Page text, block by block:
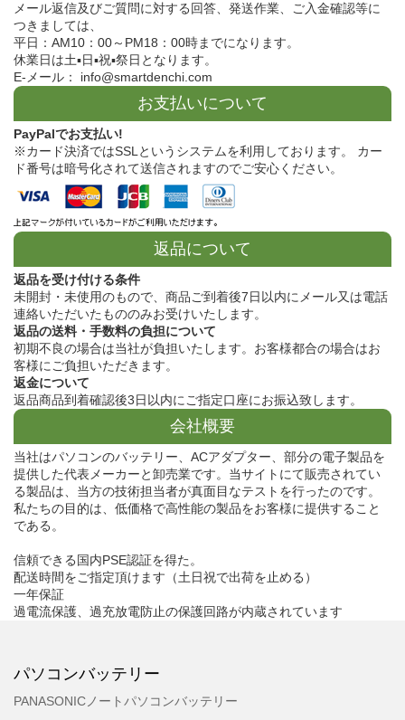
メール返信及びご質問に対する回答、発送作業、ご入金確認等に
つきましては、
平日：AM10：00～PM18：00時までになります。
休業日は土▪日▪祝▪祭日となります。
E-メール： info@smartdenchi.com
お支払いについて
PayPalでお支払い!
※カード決済ではSSLというシステムを利用しております。 カー
ド番号は暗号化されて送信されますのでご安心ください。
返品について
返品を受け付ける条件
未開封・未使用のもので、商品ご到着後7日以内にメール又は電話
連絡いただいたもののみお受けいたします。
返品の送料・手数料の負担について
初期不良の場合は当社が負担いたします。お客様都合の場合はお
客様にご負担いただきます。
返金について
返品商品到着確認後3日以内にご指定口座にお振込致します。
会社概要
当社はパソコンのバッテリー、ACアダプター、部分の電子製品を
提供した代表メーカーと卸売業です。当サイトにて販売されてい
る製品は、当方の技術担当者が真面目なテストを行ったのです。
私たちの目的は、低価格で高性能の製品をお客様に提供すること
である。
信頼できる国内PSE認証を得た。
配送時間をご指定頂けます（土日祝で出荷を止める）
一年保証
過電流保護、過充放電防止の保護回路が内蔵されています
パソコンバッテリー
PANASONICノートパソコンバッテリー